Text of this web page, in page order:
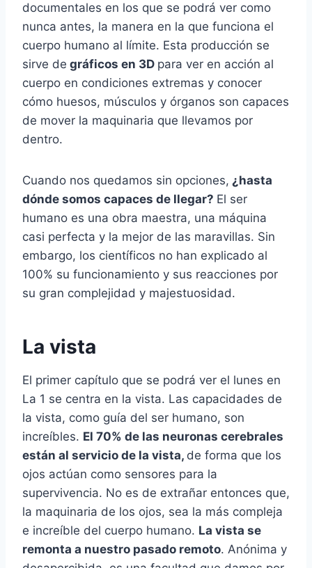
documentales en los que se podrá ver como
nunca antes, la manera en la que funciona el
cuerpo humano al límite. Esta producción se
sirve de gráficos en 3D para ver en acción al
cuerpo en condiciones extremas y conocer
cómo huesos, músculos y órganos son capaces
de mover la maquinaria que llevamos por
dentro.
Cuando nos quedamos sin opciones, ¿hasta
dónde somos capaces de llegar? El ser
humano es una obra maestra, una máquina
casi perfecta y la mejor de las maravillas. Sin
embargo, los científicos no han explicado al
100% su funcionamiento y sus reacciones por
su gran complejidad y majestuosidad.
La vista
El primer capítulo que se podrá ver el lunes en
La 1 se centra en la vista. Las capacidades de
la vista, como guía del ser humano, son
increíbles. El 70% de las neuronas cerebrales
están al servicio de la vista, de forma que los
ojos actúan como sensores para la
supervivencia. No es de extrañar entonces que,
la maquinaria de los ojos, sea la más compleja
e increíble del cuerpo humano. La vista se
remonta a nuestro pasado remoto. Anónima y